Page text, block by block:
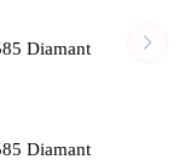
Diamant
Diamant